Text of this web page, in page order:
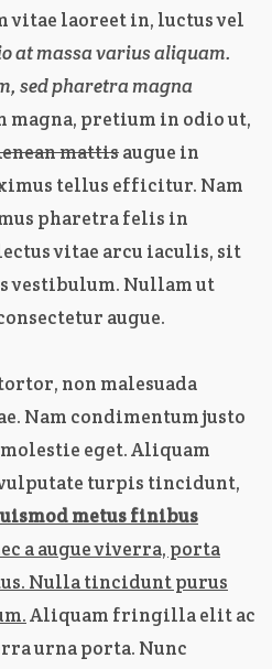
vitae laoreet in, luctus vel
at massa varius aliquam.
sed pharetra magna
magna, pretium in odio ut,
mattisaugue in
tellus efficitur. Nam
pharetra felis in
vitae arcu iaculis, sit
vestibulum. Nullam ut
augue.
non malesuada
Nam condimentum justo
eget. Aliquam
turpis tincidunt,
metus finibus
a augue viverra, porta
Nulla tincidunt purus
Aliquam fringilla elit ac
urna porta. Nunc